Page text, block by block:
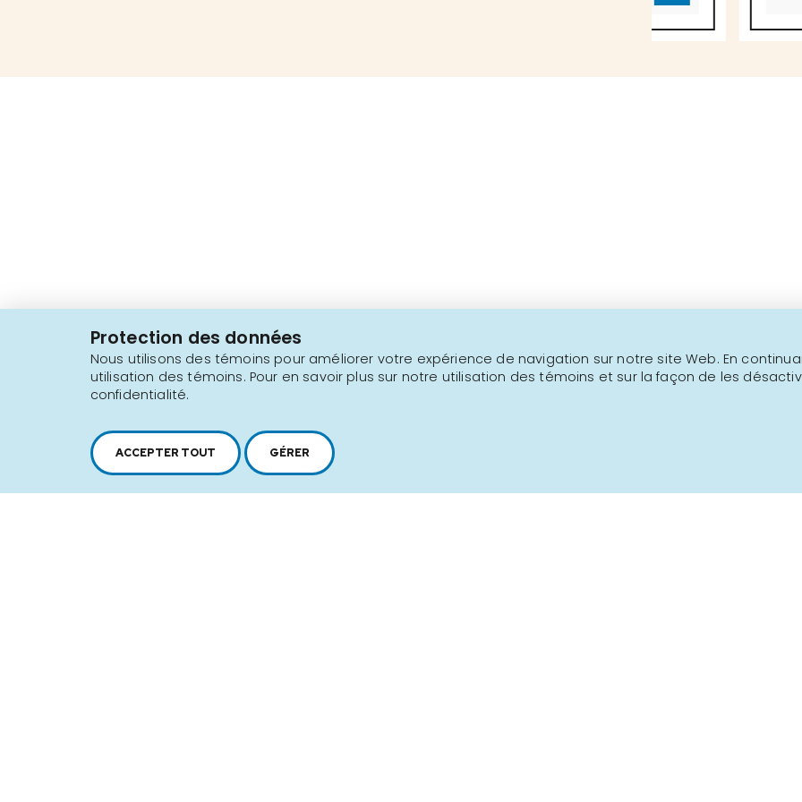
Protection des données
Nous utilisons des témoins pour améliorer votre expérience de navigation sur notre site Web. En
utilisation des témoins. Pour en savoir plus sur notre utilisation des témoins et sur la façon de les
confidentialité.
ACCEPTER TOUT GÉRER
1 450 646-2591
Plan du site Conditions d'utilisation